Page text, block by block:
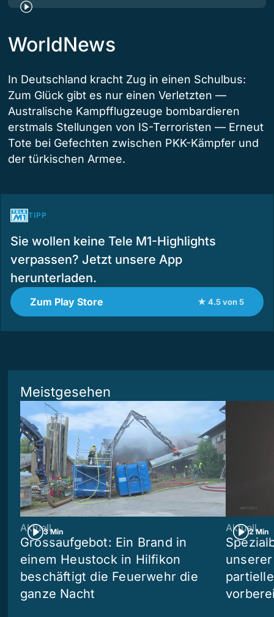
WorldNews
In Deutschland kracht Zug in einen Schulbus:
Zum Glück gibt es nur einen Verletzten —
Australische Kampfflugzeuge bombardieren
erstmals Stellungen von IS-Terroristen — Erneut
Tote bei Gefechten zwischen PKK-Kämpfer und
der türkischen Armee.
TIPP
Sie wollen keine Tele M1-Highlights
verpassen? Jetzt unsere App
herunterladen.
Zum Play Store ★ 4.5 von 5
Meistgesehen
3 Min
Aktuell
Grossaufgebot: Ein Brand in
einem Heustock in Hilfikon
beschäftigt die Feuerwehr die
ganze Nacht
2 Min
Aktuell